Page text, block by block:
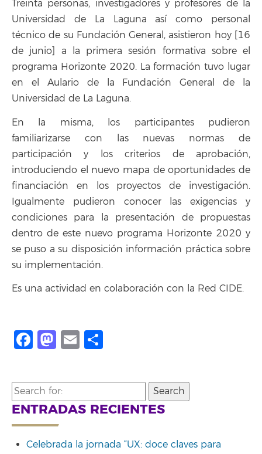
Treinta personas, investigadores y profesores de la
Universidad de La Laguna así como personal
técnico de su Fundación General, asistieron hoy [16
de junio] a la primera sesión formativa sobre el
programa Horizonte 2020. La formación tuvo lugar
en el Aulario de la Fundación General de la
Universidad de La Laguna.
En la misma, los participantes pudieron
familiarizarse con las nuevas normas de
participación y los criterios de aprobación,
introduciendo el nuevo mapa de oportunidades de
financiación en los proyectos de investigación.
Igualmente pudieron conocer las exigencias y
condiciones para la presentación de propuestas
dentro de este nuevo programa Horizonte 2020 y
se puso a su disposición información práctica sobre
su implementación.
Es una actividad en colaboración con la Red CIDE.
Facebook
Mastodon
Email
Search
for:
ENTRADAS RECIENTES
Celebrada la jornada “UX: doce claves para